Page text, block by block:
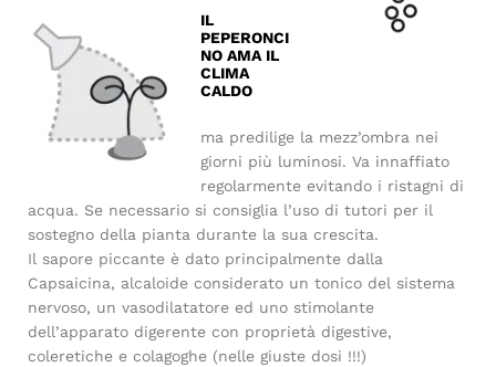
IL
PEPERONCI
NO AMA IL
CLIMA
CALDO
ma predilige la mezz’ombra nei
giorni più luminosi. Va innaffiato
regolarmente evitando i ristagni di
acqua. Se necessario si consiglia l’uso di tutori per il
sostegno della pianta durante la sua crescita.
Il sapore piccante è dato principalmente dalla
Capsaicina, alcaloide considerato un tonico del sistema
nervoso, un vasodilatatore ed uno stimolante
dell’apparato digerente con proprietà digestive,
coleretiche e colagoghe (nelle giuste dosi !!!)